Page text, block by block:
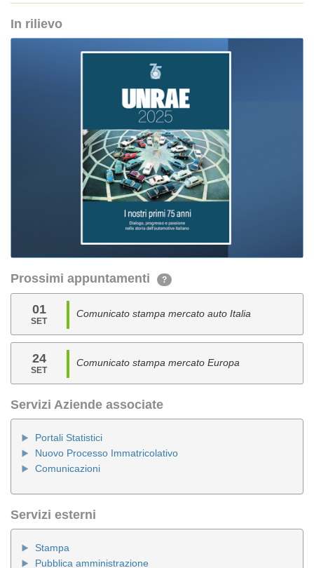
In rilievo
Prossimi appuntamenti ?
01
SET
Comunicato stampa mercato auto Italia
24
SET
Comunicato stampa mercato Europa
Servizi Aziende associate
Portali Statistici
Nuovo Processo Immatricolativo
Comunicazioni
Servizi esterni
Stampa
Pubblica amministrazione